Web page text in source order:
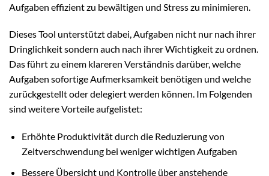
Aufgaben effizient zu bewältigen und Stress zu minimieren.
Dieses Tool unterstützt dabei, Aufgaben nicht nur nach ihrer
Dringlichkeit sondern auch nach ihrer Wichtigkeit zu ordnen.
Das führt zu einem klareren Verständnis darüber, welche
Aufgaben sofortige Aufmerksamkeit benötigen und welche
zurückgestellt oder delegiert werden können. Im Folgenden
sind weitere Vorteile aufgelistet:
Erhöhte Produktivität durch die Reduzierung von
Zeitverschwendung bei weniger wichtigen Aufgaben
Bessere Übersicht und Kontrolle über anstehende